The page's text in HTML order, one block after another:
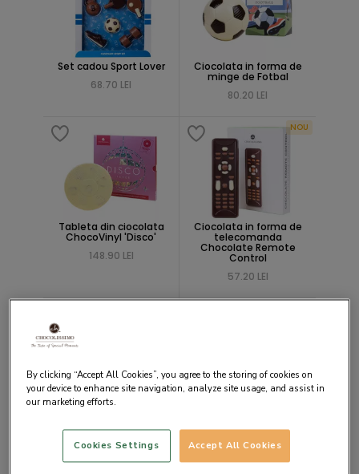
Set cadou Sport Lover
68.70 LEI
Ciocolata in forma de
minge de Fotbal
80.20 LEI
Tableta din ciocolata
ChocoVinyl 'Disco'
148.90 LEI
NOU
Ciocolata in forma de
telecomanda
Chocolate Remote
Control
57.20 LEI
Ciocolata in forma de
Mini
80.20 LEI
By clicking “Accept All Cookies”, you agree to the storing of cookies on
your device to enhance site navigation, analyze site usage, and assist in
our marketing efforts.
Accept All Cookies
Cookies Settings